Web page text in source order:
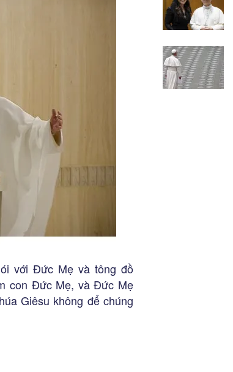
với Đức Mẹ và tông đồ
con Đức Mẹ, và Đức Mẹ
Giêsu không để chúng